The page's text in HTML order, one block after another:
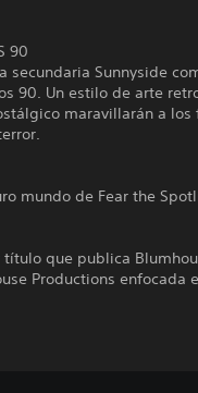
90
secundaria Sunnyside
90. Un estilo de arte
maravillarán a los
mundo de Fear the
que publica
Productions enfocada